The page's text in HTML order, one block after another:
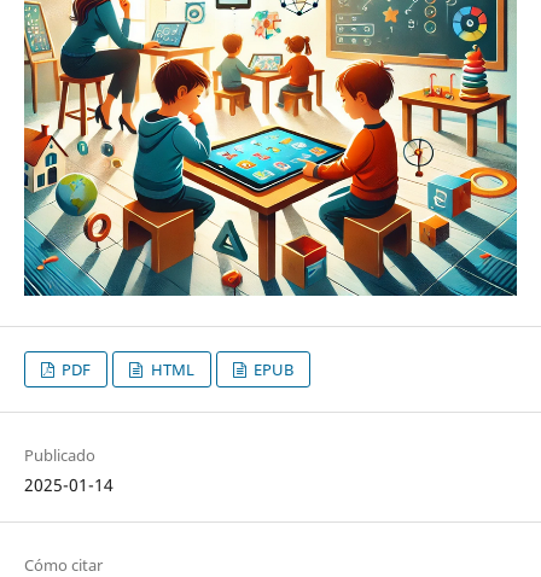
PDF HTML EPUB
Publicado
2025-01-14
Cómo citar